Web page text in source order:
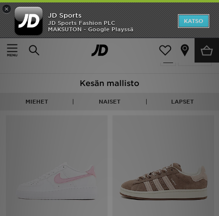
×
JD Sports
JD Sports Fashion PLC
MAKSUTON - Google Playssä
KATSO
Etusivu
Holiday Shop
Suodata
1608 tuotetta
Kesän mallisto
MIEHET NAISET LAPSET
Etusivu
Ale
Miehet
Tuotemerkit